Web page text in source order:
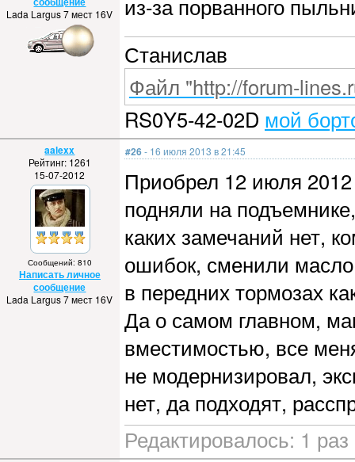
Lada Largus 7 мест 16V
из-за порванного
Станислав
Файл "http://forum-
RS0Y5-42-02D мой
aalexx
Рейтинг: 1261
15-07-2012
Сообщений: 810
Написать личное
сообщение
Lada Largus 7 мест 16V
#26- 16 июля 2013 в 21:45
Приобрел 12 июля 2012
подняли на
каких замечаний нет,
ошибок, сменили
в передних тормозах
Да о самом главном,
вместимостью, все
не модернизировал,
нет, да подходят,
Редактировалось: 1